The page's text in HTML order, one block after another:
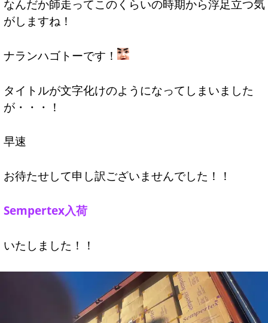
なんだか師走ってこのくらいの時期から浮足立つ気
がしますね！
ナランハゴトーです！
タイトルが文字化けのようになってしまいました
が・・・！
早速
お待たせして申し訳ございませんでした！！
Sempertex入荷
いたしました！！